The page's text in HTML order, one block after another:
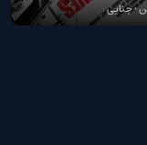
• جنایی